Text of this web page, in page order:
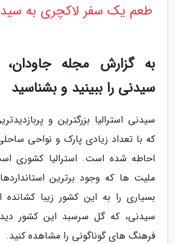
طعم یک سفر لاکچری به
به گزارش مجله
سیدنی را ببینید و بشناسید
سیدنی استرالیا بزرگترین و
که با تعداد زیادی پارک و نواحی
احاطه شده است. استرالیا کشوری
ملیت ها که وجود برترین
بسیاری را به این کشور زیبا
سیدنی، که گل سرسبد این کشور
فرهنگ های گوناگونی را مشاهده کنید.